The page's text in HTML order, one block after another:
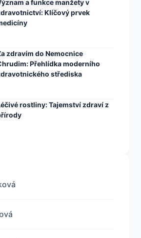
a funkce manžety v
Klíčový prvek
zdravím do Nemocnice
Přehlídka moderního
střediska
rostliny: Tajemství zdraví z